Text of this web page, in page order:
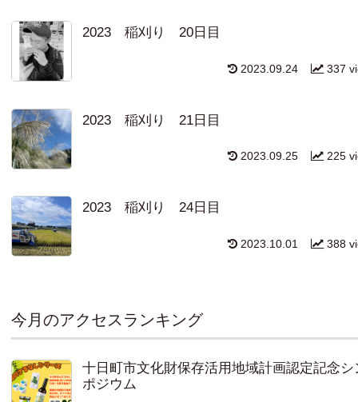
2023 稲刈り 20日目
337
2023.09.24
2023 稲刈り 21日目
225
2023.09.25
2023 稲刈り 24日目
388
2023.10.01
今月のアクセスランキング
十日町市文化財保存活用地域計画認定記念シ
ポジウム